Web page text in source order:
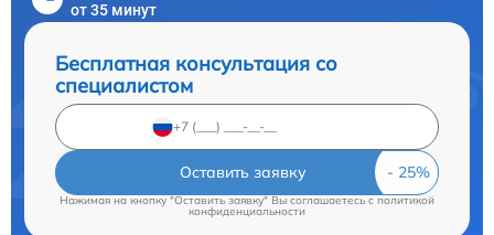
от 35 минут
Бесплатная консультация со
специалистом
Оставить заявку
Нажимая на кнопку "Оставить заявку" Вы соглашаетесь cполитикой
конфиденциальности